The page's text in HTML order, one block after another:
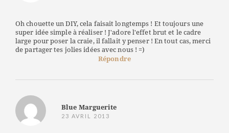
Oh chouette un DIY, cela faisait longtemps ! Et toujours une
super idée simple à réaliser ! J'adore l'effet brut et le cadre
large pour poser la craie, il fallait y penser ! En tout cas, merci
de partager tes jolies idées avec nous ! =)
Répondre
Blue Marguerite
23 AVRIL 2013